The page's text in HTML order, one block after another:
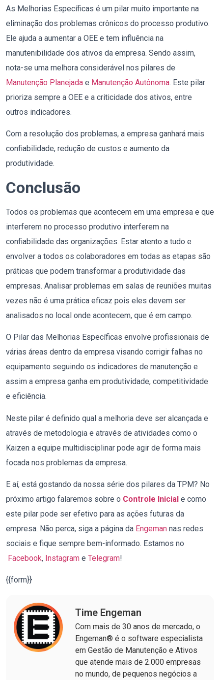
As Melhorias Específicas é um pilar muito importante na
eliminação dos problemas crônicos do processo produtivo.
Ele ajuda a aumentar a OEE e tem influência na
manutenibilidade dos ativos da empresa. Sendo assim,
nota-se uma melhora considerável nos pilares de
Manutenção Planejada e Manutenção Autônoma. Este pilar
prioriza sempre a OEE e a criticidade dos ativos, entre
outros indicadores.
Com a resolução dos problemas, a empresa ganhará mais
confiabilidade, redução de custos e aumento da
produtividade.
Conclusão
Todos os problemas que acontecem em uma empresa e que
interferem no processo produtivo interferem na
confiabilidade das organizações. Estar atento a tudo e
envolver a todos os colaboradores em todas as etapas são
práticas que podem transformar a produtividade das
empresas. Analisar problemas em salas de reuniões muitas
vezes não é uma prática eficaz pois eles devem ser
analisados no local onde acontecem, que é em campo.
O Pilar das Melhorias Específicas envolve profissionais de
várias áreas dentro da empresa visando corrigir falhas no
equipamento seguindo os indicadores de manutenção e
assim a empresa ganha em produtividade, competitividade
e eficiência.
Neste pilar é definido qual a melhoria deve ser alcançada e
através de metodologia e através de atividades como o
Kaizen a equipe multidisciplinar pode agir de forma mais
focada nos problemas da empresa.
E aí, está gostando da nossa série dos pilares da TPM? No
próximo artigo falaremos sobre o Controle Inicial e como
este pilar pode ser efetivo para as ações futuras da
empresa. Não perca, siga a página da Engeman nas redes
sociais e fique sempre bem-informado. Estamos no
Facebook, Instagram e Telegram!
{{form}}
Time Engeman
Com mais de 30 anos de mercado, o
Engeman® é o software especialista
em Gestão de Manutenção e Ativos
que atende mais de 2.000 empresas
no mundo, de pequenos negócios a